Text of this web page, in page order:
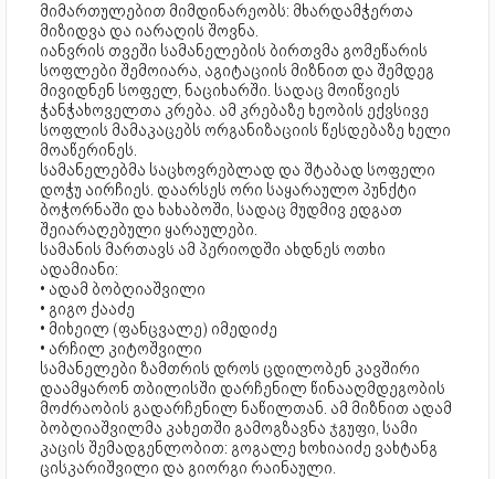
მიმართულებით მიმდინარეობს: მხარდამჭერთა
მიზიდვა და იარაღის შოვნა.
იანვრის თვეში სამანელების ბირთვმა გომეწარის
სოფლები შემოიარა, აგიტაციის მიზნით და შემდეგ
მივიდნენ სოფელ, ნაციხარში. სადაც მოიწვიეს
ჭანჭახოველთა კრება. ამ კრებაზე ხეობის ექვსივე
სოფლის მამაკაცებს ორგანიზაციის წესდებაზე ხელი
მოაწერინეს.
სამანელებმა საცხოვრებლად და შტაბად სოფელი
დოჭუ აირჩიეს. დაარსეს ორი საყარაულო პუნქტი
ბოჭორნაში და ხახაბოში, სადაც მუდმივ ედგათ
შეიარაღებული ყარაულები.
სამანის მართავს ამ პერიოდში ახდნეს ოთხი
ადამიანი:
• ადამ ბობღიაშვილი
• გიგო ქააძე
• მიხეილ (ფანცვალე) იმედიძე
• არჩილ კიტოშვილი
სამანელები ზამთრის დროს ცდილობენ კავშირი
დაამყარონ თბილისში დარჩენილ წინააღმდეგობის
მოძრაობის გადარჩენილ ნაწილთან. ამ მიზნით ადამ
ბობღიაშვილმა კახეთში გამოგზავნა ჯგუფი, სამი
კაცის შემადგენლობით: გოგალე ხოხიაიძე ვახტანგ
ცისკარიშვილი და გიორგი რაინაული.